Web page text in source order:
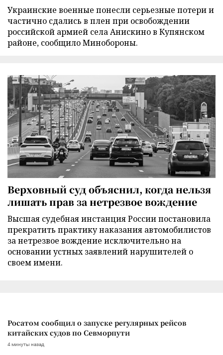
Украинские военные понесли серьезные потери и
частично сдались в плен при освобождении
российской армией села Анискино в Купянском
районе, сообщило Минобороны.
Верховный суд объяснил, когда нельзя
лишать прав за нетрезвое вождение
Высшая судебная инстанция России постановила
прекратить практику наказания автомобилистов
за нетрезвое вождение исключительно на
основании устных заявлений нарушителей о
своем имени.
Росатом сообщил о запуске регулярных рейсов
китайских судов по Севморпути
4 минуты назад